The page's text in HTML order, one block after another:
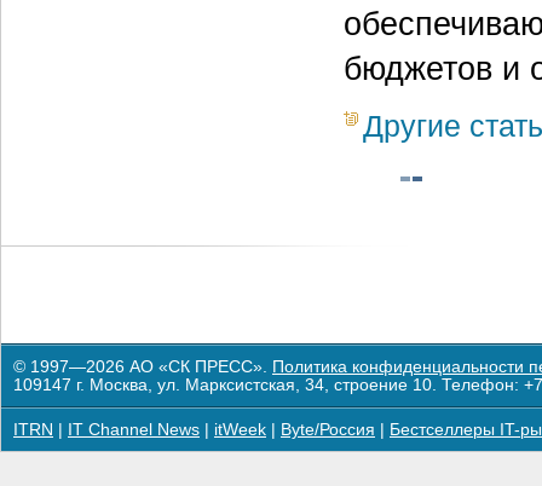
бюджетов и
Другие
© 1997—2026 АО «СК ПРЕСС». Политика конфиденциальности
109147 г. Москва, ул. Марксистская, 34, строение 10. Телефон:
ITRN IT Channel News itWeek Byte/Россия Бестселлеры IT-